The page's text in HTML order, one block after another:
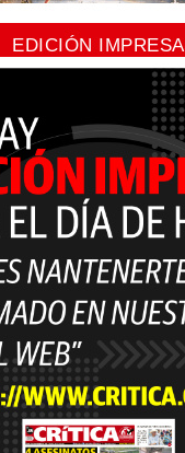
EDICIÓN IMPRESA